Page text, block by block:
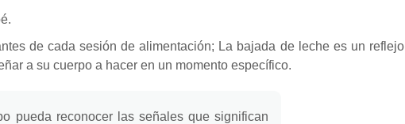
de cada sesión de alimentación; La bajada de leche es un reflejo
a su cuerpo a hacer en un momento específico.
pueda reconocer las señales que significan